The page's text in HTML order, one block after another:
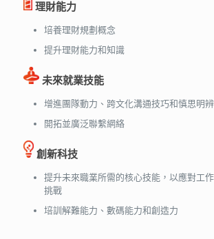
理財能力
培養理財規劃概念
提升理財能力和知識
未來就業技能
增進團隊動力、跨文化溝通技巧和慎思明
開拓並廣泛聯繫網絡
創新科技
提升未來職業所需的核心技能，以應對工
挑戰
培訓解難能力、數碼能力和創造力